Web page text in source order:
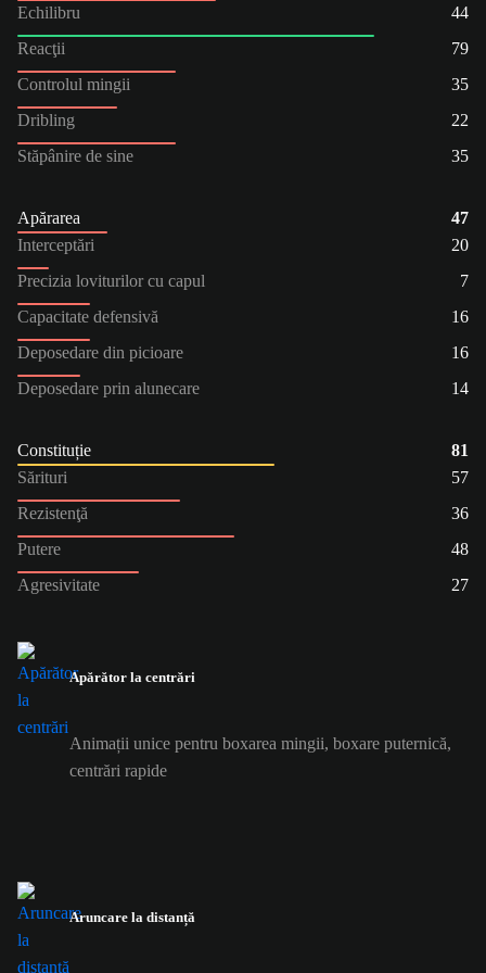
Echilibru
44
Reacţii
79
Controlul mingii
35
Dribling
22
Stăpânire de sine
35
Apărarea
47
Interceptări
20
Precizia loviturilor cu capul
7
Capacitate defensivă
16
Deposedare din picioare
16
Deposedare prin alunecare
14
Constituție
81
Sărituri
57
Rezistenţă
36
Putere
48
Agresivitate
27
Apărător la centrări
Animații unice pentru boxarea mingii, boxare puternică,
centrări rapide
Aruncare la distanță